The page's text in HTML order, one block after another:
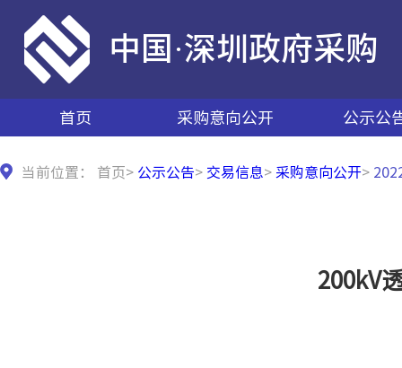
中国·深圳政府采购
首页 采购意向公开 公示公
当前位置： 首页> 公示公告> 交易信息>采购意向公开>
200kV